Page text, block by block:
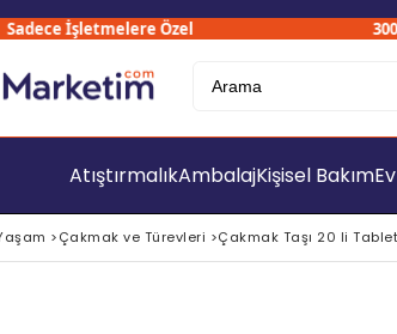
İşletmelere Özel
AtıştırmalıkAmbalajKişisel Bakım
>Çakmak ve Türevleri >Çakmak Taşı 20 li Tablet